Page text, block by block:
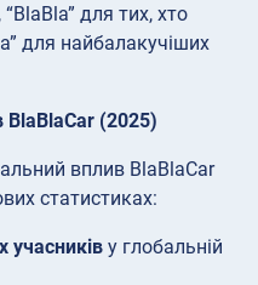
для тих, хто
для найбалакучіших
BlaBlaCar (2025)
вплив BlaBlaCar
статистиках:
учасників у глобальній